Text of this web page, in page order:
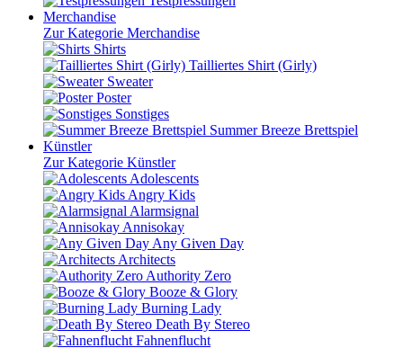
Merchandise
Zur Kategorie Merchandise
Shirts
Tailliertes Shirt (Girly)
Sweater
Poster
Sonstiges
Summer Breeze Brettspiel
Künstler
Zur Kategorie Künstler
Adolescents
Angry Kids
Alarmsignal
Annisokay
Any Given Day
Architects
Authority Zero
Booze & Glory
Burning Lady
Death By Stereo
Fahnenflucht